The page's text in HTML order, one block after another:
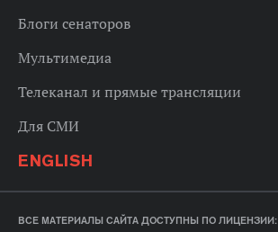
Блоги сенаторов
Мультимедиа
Телеканал и прямые трансляции
Для СМИ
ENGLISH
ВСЕ МАТЕРИАЛЫ САЙТА ДОСТУПНЫ ПО ЛИЦЕНЗИИ: